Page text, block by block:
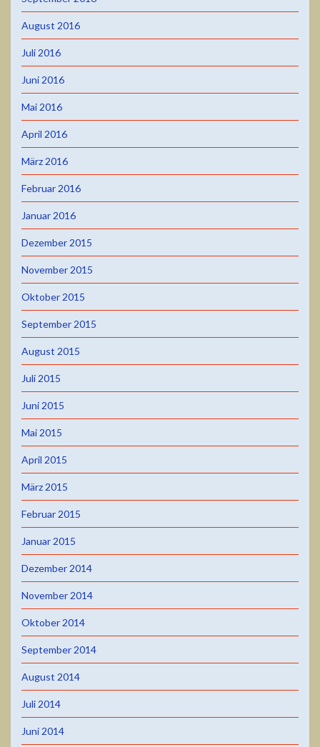
August 2016
Juli 2016
Juni 2016
Mai 2016
April 2016
März 2016
Februar 2016
Januar 2016
Dezember 2015
November 2015
Oktober 2015
September 2015
August 2015
Juli 2015
Juni 2015
Mai 2015
April 2015
März 2015
Februar 2015
Januar 2015
Dezember 2014
November 2014
Oktober 2014
September 2014
August 2014
Juli 2014
Juni 2014